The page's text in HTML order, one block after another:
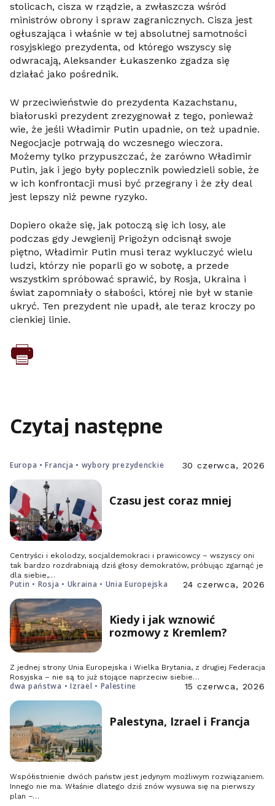
stolicach, cisza w rządzie, a zwłaszcza wśród
ministrów obrony i spraw zagranicznych. Cisza jest
ogłuszająca i właśnie w tej absolutnej samotności
rosyjskiego prezydenta, od którego wszyscy się
odwracają, Aleksander Łukaszenko zgadza się
działać jako pośrednik.
W przeciwieństwie do prezydenta Kazachstanu,
białoruski prezydent zrezygnował z tego, ponieważ
wie, że jeśli Władimir Putin upadnie, on też upadnie.
Negocjacje potrwają do wczesnego wieczora.
Możemy tylko przypuszczać, że zarówno Władimir
Putin, jak i jego były poplecznik powiedzieli sobie, że
w ich konfrontacji musi być przegrany i że zły deal
jest lepszy niż pewne ryzyko.
Dopiero okaże się, jak potoczą się ich losy, ale
podczas gdy Jewgienij Prigożyn odcisnął swoje
piętno, Władimir Putin musi teraz wykluczyć wielu
ludzi, którzy nie poparli go w sobotę, a przede
wszystkim spróbować sprawić, by Rosja, Ukraina i
świat zapomniały o słabości, której nie był w stanie
ukryć. Ten prezydent nie upadł, ale teraz kroczy po
cienkiej linie.
Czytaj następne
Europa • Francja • wybory prezydenckie 30 czerwca, 2026
Czasu jest coraz mniej
Centryści i ekolodzy, socjaldemokraci i prawicowcy – wszyscy oni
tak bardzo rozdrabniają dziś głosy demokratów, próbując zgarnąć je
dla siebie,…
Putin • Rosja • Ukraina • Unia Europejska 24 czerwca, 2026
Kiedy i jak wznowić
rozmowy z Kremlem?
Z jednej strony Unia Europejska i Wielka Brytania, z drugiej Federacja
Rosyjska – nie są to już stojące naprzeciw siebie…
dwa państwa • Izrael • Palestine 15 czerwca, 2026
Palestyna, Izrael i Francja
Współistnienie dwóch państw jest jedynym możliwym rozwiązaniem.
Innego nie ma. Właśnie dlatego dziś znów wysuwa się na pierwszy
plan –…